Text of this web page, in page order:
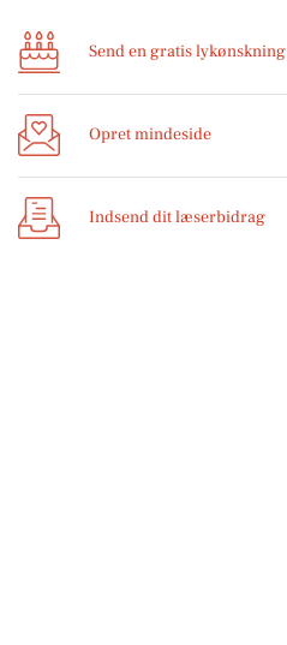
Send en gratis lykønskning
Opret mindeside
Indsend dit læserbidrag